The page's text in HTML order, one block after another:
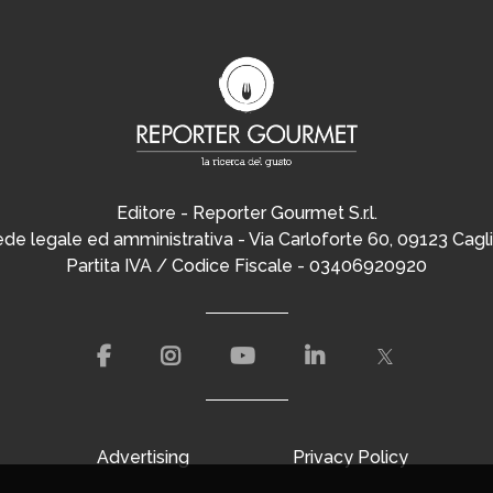
Editore - Reporter Gourmet S.r.l.
legale ed amministrativa - Via Carloforte 60, 09123
Partita IVA / Codice Fiscale - 03406920920
Advertising Privacy Policy